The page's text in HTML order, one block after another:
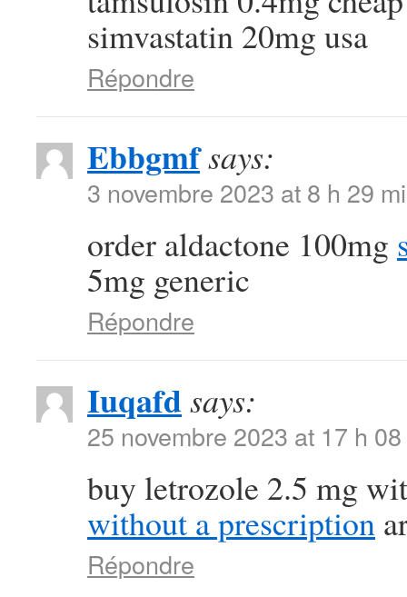
simvastatin 20mg usa
Répondre
Ebbgmfsays:
3 novembre 2023 at 8 h 29
order aldactone 100mg
5mg generic
Répondre
Iuqafdsays:
25 novembre 2023 at 17 h
buy letrozole 2.5 mg
without a prescription
Répondre